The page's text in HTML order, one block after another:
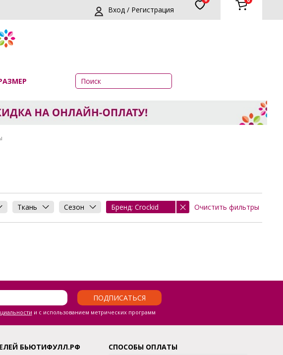
Вход / Регистрация
Ткань Сезон Бренд: Crockid Очистить фильтры
ПОДПИСАТЬСЯ
и с использованием метрических программ
БЬЮТИФУЛЛ.РФ СПОСОБЫ ОПЛАТЫ